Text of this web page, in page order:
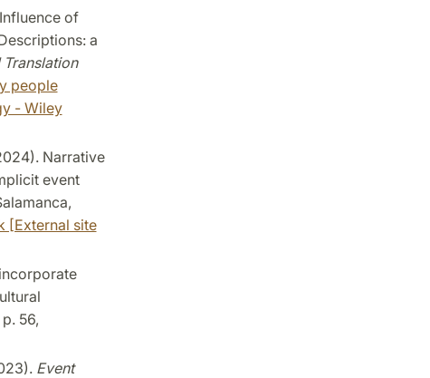
of
a
people
- Wiley
Narrative
event
[External site
56,
Event